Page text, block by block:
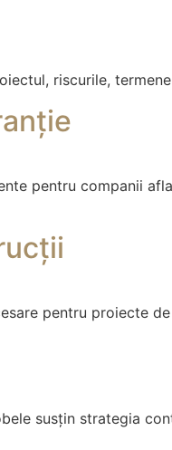
riscurile,
pentru companii
pentru proiecte
susțin strategia